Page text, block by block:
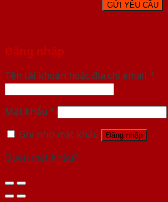
Đăng nhập
Tên tài khoản hoặc địa chỉ email *
Mật khẩu *
Ghi nhớ mật khẩu
Đăng nhập
Quên mật khẩu?